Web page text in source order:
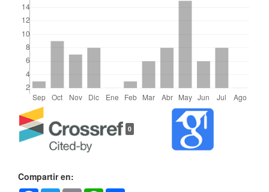
Detalles
del
artículo
0
Compartir en: